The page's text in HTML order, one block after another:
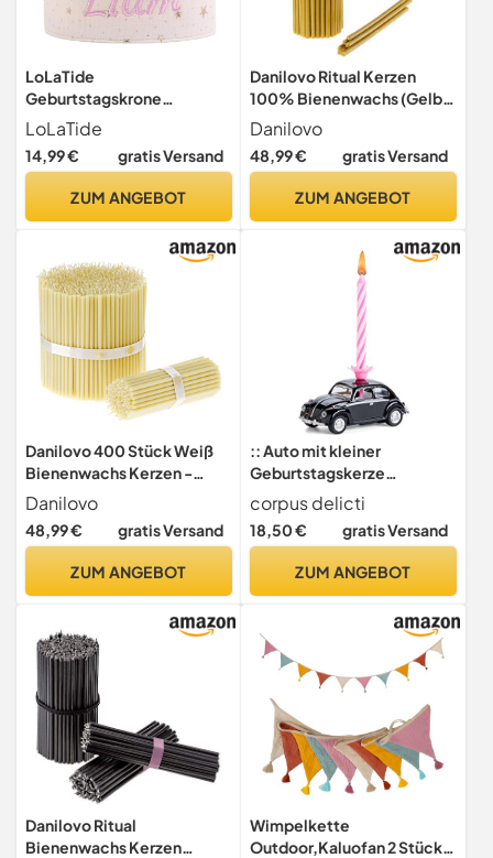
LoLaTide
Geburtstagskrone
personalisiert mit Namen,
Jungen und Mädchen
Geburtstagskronen mit 0-9
Wiederverwendbare
LoLaTide
14,99 € gratis Versand
ZUM ANGEBOT
Danilovo Ritual Kerzen
100% Bienenwachs (Gelb)
- Orthodoxe Kerzen für
Gebet Tischdeko Hochzeit
- Ungiftig, Ruß - Tropffrei,
N30, Höhe: 29,5 cm, Ø 8,5
Danilovo
48,99 € gratis Versand
ZUM ANGEBOT
Danilovo 400 Stück Weiß
Bienenwachs Kerzen -
Orthodoxe Kerzen für
Gebet, Rituals, Tischdeko
Hochzeit - Ungiftig, Ruß -
Nachhaltige Produkte,
Danilovo
48,99 € gratis Versand
ZUM ANGEBOT
:: Auto mit kleiner
Geburtstagskerze
kompatibel mit VW Käfer
(schwarz) (20.5Ks)
corpus delicti
18,50 € gratis Versand
ZUM ANGEBOT
Danilovo Ritual
Bienenwachs Kerzen
Wimpelkette
Outdoor,Kaluofan 2 Stück